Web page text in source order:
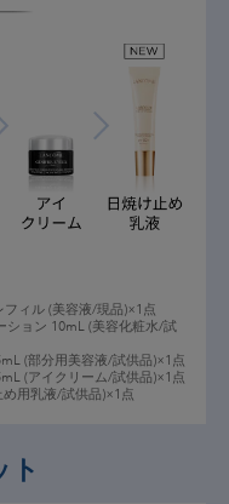
ィル (美容液/現品)×1点
ション 10mL (美容化粧水/試
(部分用美容液/試供品)×1点
(アイクリーム/試供品)×1点
用乳液/試供品)×1点​​
ト